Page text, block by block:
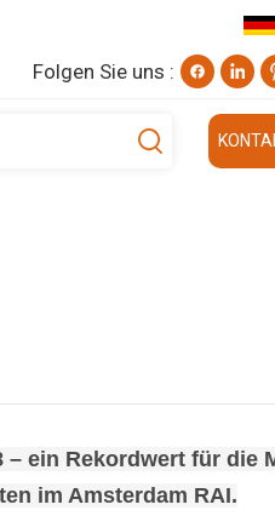
Folgen Sie uns :
ein Rekordwert für die
im Amsterdam RAI.